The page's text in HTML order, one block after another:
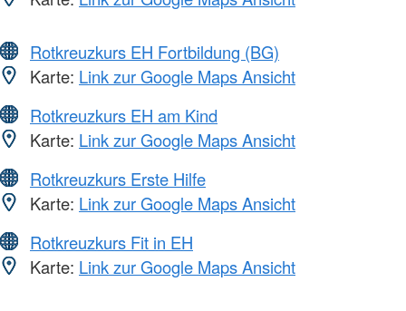
Rotkreuzkurs EH Fortbildung (BG)
Karte: Link zur Google Maps Ansicht
Rotkreuzkurs EH am Kind
Karte: Link zur Google Maps Ansicht
Rotkreuzkurs Erste Hilfe
Karte: Link zur Google Maps Ansicht
Rotkreuzkurs Fit in EH
Karte: Link zur Google Maps Ansicht